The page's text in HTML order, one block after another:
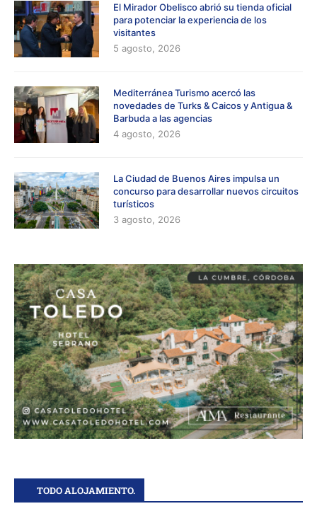
El Mirador Obelisco abrió su tienda oficial
para potenciar la experiencia de los
visitantes
5 agosto, 2026
Mediterránea Turismo acercó las
novedades de Turks & Caicos y Antigua &
Barbuda a las agencias
4 agosto, 2026
La Ciudad de Buenos Aires impulsa un
concurso para desarrollar nuevos circuitos
turísticos
3 agosto, 2026
TODO ALOJAMIENTO.